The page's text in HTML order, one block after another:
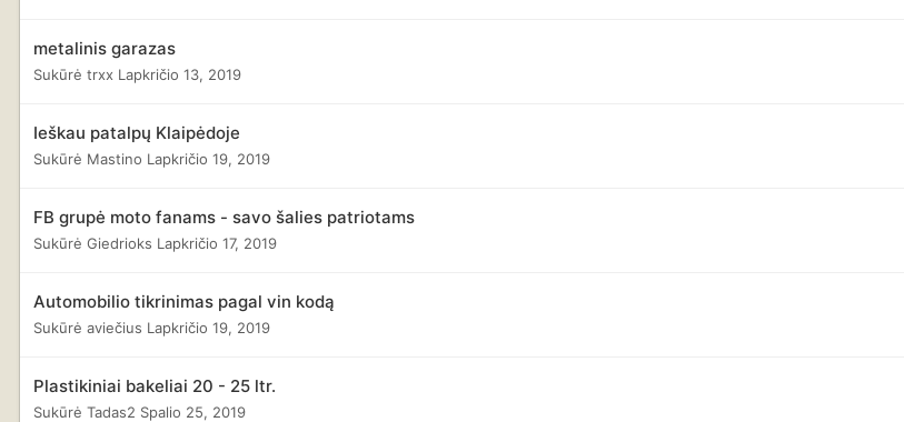
metalinis garazas
Sukūrė trxx Lapkričio 13, 2019
Ieškau patalpų Klaipėdoje
Sukūrė Mastino Lapkričio 19, 2019
FB grupė moto fanams - savo šalies patriotams
Sukūrė Giedrioks Lapkričio 17, 2019
Automobilio tikrinimas pagal vin kodą
Sukūrė aviečius Lapkričio 19, 2019
Plastikiniai bakeliai 20 - 25 ltr.
Sukūrė Tadas2 Spalio 25, 2019